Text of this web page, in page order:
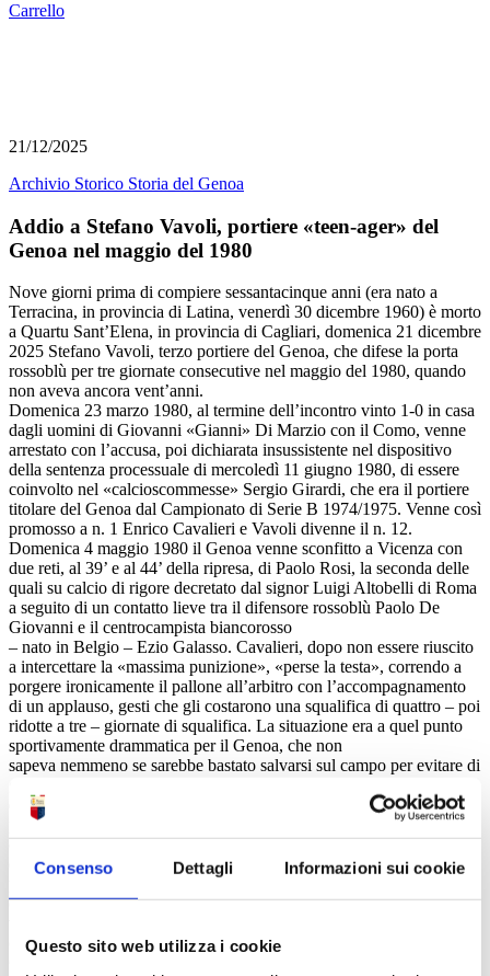
Consenso Dettagli Informazioni sui cookie
Questo sito web utilizza i cookie
Carrello
21/12/2025
Archivio Storico Storia del Genoa
Addio a Stefano Vavoli, portiere «teen-ager» del
Genoa nel maggio del 1980
Nove giorni prima di compiere sessantacinque anni (era nato a
Terracina, in provincia di Latina, venerdì 30 dicembre 1960) è morto
a Quartu Sant’Elena, in provincia di Cagliari, domenica 21 dicembre
2025 Stefano Vavoli, terzo portiere del Genoa, che difese la porta
rossoblù per tre giornate consecutive nel maggio del 1980, quando
non aveva ancora vent’anni.
Domenica 23 marzo 1980, al termine dell’incontro vinto 1-0 in casa
dagli uomini di Giovanni «Gianni» Di Marzio con il Como, venne
arrestato con l’accusa, poi dichiarata insussistente nel dispositivo
della sentenza processuale di mercoledì 11 giugno 1980, di essere
coinvolto nel «calcioscommesse» Sergio Girardi, che era il portiere
titolare del Genoa dal Campionato di Serie B 1974/1975. Venne così
promosso a n. 1 Enrico Cavalieri e Vavoli divenne il n. 12.
Domenica 4 maggio 1980 il Genoa venne sconfitto a Vicenza con
due reti, al 39’ e al 44’ della ripresa, di Paolo Rosi, la seconda delle
quali su calcio di rigore decretato dal signor Luigi Altobelli di Roma
a seguito di un contatto lieve tra il difensore rossoblù Paolo De
Giovanni e il centrocampista biancorosso
– nato in Belgio – Ezio Galasso. Cavalieri, dopo non essere riuscito
a intercettare la «massima punizione», «perse la testa», correndo a
porgere ironicamente il pallone all’arbitro con l’accompagnamento
di un applauso, gesti che gli costarono una squalifica di quattro – poi
ridotte a tre – giornate di squalifica. La situazione era a quel punto
sportivamente drammatica per il Genoa, che non
sapeva nemmeno se sarebbe bastato salvarsi sul campo per evitare di
doveva superare il processo per la presunta «combine» nell’incontro
pareggiato 1-1 in casa con il Palermo domenica 13 gennaio 1980, in
cui, secondo la tesi
dell’accusa, sarebbe stato coinvolto Girardi, perché, «al netto» delle
problematiche giudiziarie, la «parte destra» della classifica recitava a
cinque giornate dal termine (con dieci punti ancora da assegnare,
che la vittoria portava all’epoca due punti) Atalanta, Palermo e